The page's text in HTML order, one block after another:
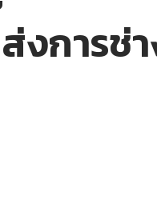
งการช่